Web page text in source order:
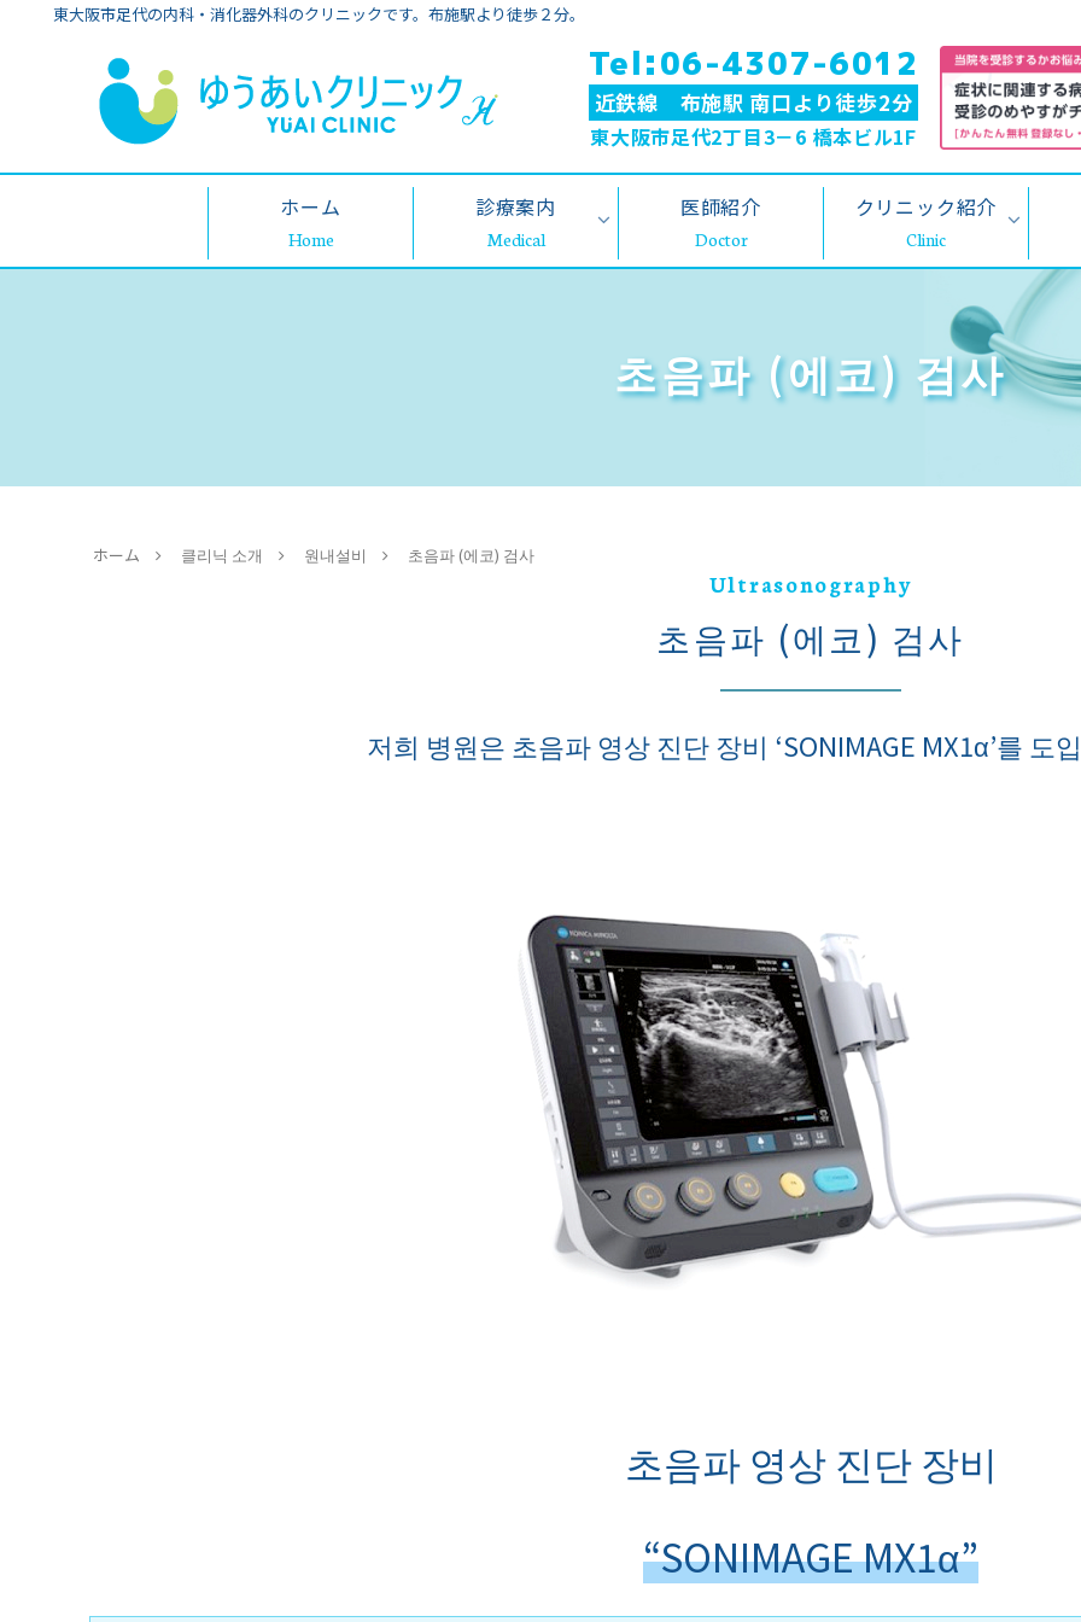
東大阪市足代の内科・消化器外科のクリニックです。布施駅より徒歩２分。
Tel:06-4307-6012
近鉄線 布施駅 南口より徒歩2分
東大阪市足代2丁目3－6 橋本ビル1F
ホーム 診療案内 医師紹介 クリニック紹介
초음파 (에코) 검사
ホーム 클리닉 소개 원내설비 초음파 (에코) 검사
Ultrasonography
초음파 (에코) 검사
저희 병원은 초음파 영상 진단 장비 ‘SONIMAGE MX1α’를 도
초음파 영상 진단 장비
“SONIMAGE MX1α”